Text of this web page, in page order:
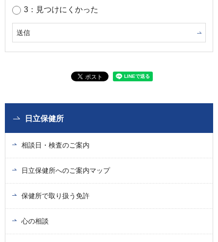
3：見つけにくかった
日立保健所
相談日・検査のご案内
日立保健所へのご案内マップ
保健所で取り扱う免許
心の相談